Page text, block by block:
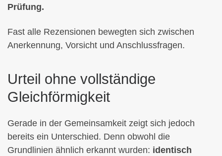
Prüfung.
Fast alle Rezensionen bewegten sich zwischen
Anerkennung, Vorsicht und Anschlussfragen.
Urteil ohne vollständige
Gleichförmigkeit
Gerade in der Gemeinsamkeit zeigt sich jedoch
bereits ein Unterschied. Denn obwohl die
Grundlinien ähnlich erkannt wurden: identisch